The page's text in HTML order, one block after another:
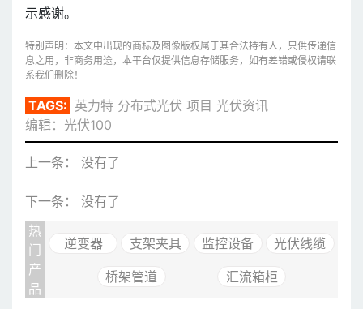
示感谢。
特别声明：本文中出现的商标及图像版权属于其合法持有人，只供传递信
息之用，非商务用途，本平台仅提供信息存储服务，如有差错或侵权请联
系我们删除！
TAGS: 英力特 分布式光伏 项目 光伏资讯
编辑：光伏100
上一条： 没有了
下一条： 没有了
热
门
产
品
逆变器 支架夹具 监控设备 光伏线缆
桥架管道 汇流箱柜